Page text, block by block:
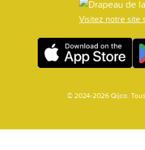
Visitez notre site
© 2024-2026 Qijco.